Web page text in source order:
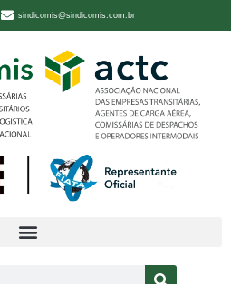
sindicomis@sindicomis.com.br